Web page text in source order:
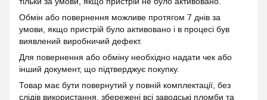
Обмін або повернення можливе протягом 7 днів за
умови, якщо пристрій було активовано і в процесі був
виявлений виробничий дефект.
Для повернення або обміну необхідно надати чек або
інший документ, що підтверджує покупку.
Товар має бути повернутий у повній комплектації, без
слідів використання, збережені всі заводські пломби та